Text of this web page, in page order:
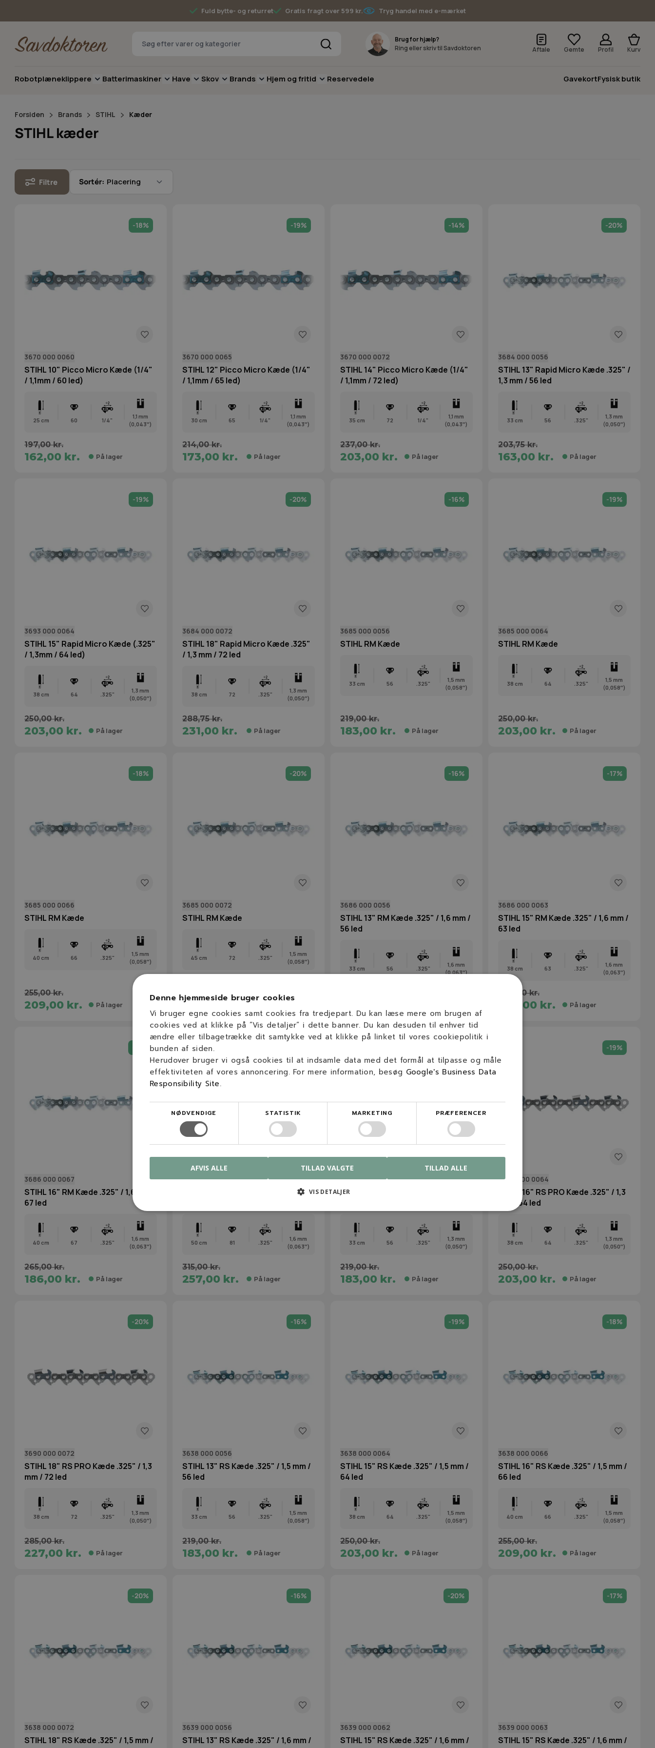
Fuld bytte- og returret Gratis fragt over 599 kr. Tryg handel med e-mærket
Brug for hjælp?
Ring eller skriv til Savdoktoren
Aftale Gemte Profil Kurv
Robotplæneklippere Toggle submenu for Robotplæneklippere
Batterimaskiner Toggle submenu for Batterimaskiner
Have Toggle submenu for Have
Skov Toggle submenu for Skov
Brands Toggle submenu for Brands
Hjem og fritid Toggle submenu for Hjem og fritid
Reservedele GavekortFysisk butik
Forsiden Brands STIHL Kæder
STIHL kæder
Filtre Sortér:
-18%
3670 000 0060
STIHL 10" Picco Micro Kæde (1/4"
/ 1,1mm / 60 led)
25 cm 60 1/4"
1,1 mm
(0,043″)
197,00 kr.
162,00 kr. På lager
-19%
3670 000 0065
STIHL 12" Picco Micro Kæde (1/4"
/ 1,1mm / 65 led)
30 cm 65 1/4"
1,1 mm
(0,043″)
214,00 kr.
173,00 kr. På lager
-14%
3670 000 0072
STIHL 14" Picco Micro Kæde (1/4"
/ 1,1mm / 72 led)
35 cm 72 1/4"
1,1 mm
(0,043″)
237,00 kr.
203,00 kr. På lager
-20%
3684 000 0056
STIHL 13" Rapid Micro Kæde .325" /
1,3 mm / 56 led
33 cm 56 .325"
1,3 mm
(0,050″)
203,75 kr.
163,00 kr. På lager
-19%
3693 000 0064
STIHL 15" Rapid Micro Kæde (.325"
/ 1,3mm / 64 led)
38 cm 64 .325"
1,3 mm
(0,050″)
250,00 kr.
203,00 kr. På lager
-20%
3684 000 0072
STIHL 18" Rapid Micro Kæde .325"
/ 1,3 mm / 72 led
38 cm 72 .325"
1,3 mm
(0,050″)
288,75 kr.
231,00 kr. På lager
-16%
3685 000 0056
STIHL RM Kæde
33 cm 56 .325"
1,5 mm
(0,058″)
219,00 kr.
183,00 kr. På lager
-19%
3685 000 0064
STIHL RM Kæde
38 cm 64 .325"
1,5 mm
(0,058″)
250,00 kr.
203,00 kr. På lager
-18%
3685 000 0066
STIHL RM Kæde
40 cm 66 .325"
1,5 mm
(0,058″)
255,00 kr.
209,00 kr. På lager
-20%
3685 000 0072
STIHL RM Kæde
45 cm 72 .325"
1,5 mm
(0,058″)
285,00 kr.
227,00 kr.
-16%
3686 000 0056
STIHL 13" RM Kæde .325" / 1,6 mm /
56 led
33 cm 56 .325"
1,6 mm
(0,063″)
-17%
3686 000 0063
STIHL 15" RM Kæde .325" / 1,6 mm /
63 led
38 cm 63 .325"
1,6 mm
(0,063″)
246,00 kr.
203,00 kr. På lager
3686 000 0067
STIHL 16" RM Kæde .325" / 1,6 mm /
67 led
40 cm 67 .325"
1,6 mm
(0,063″)
265,00 kr.
186,00 kr. På lager
3686 000 0081
STIHL 20" RM Kæde .325" / 1,6 mm /
50 cm 81 .325"
1,6 mm
(0,063″)
315,00 kr.
257,00 kr. På lager
3690 000 0056
STIHL 13" RS PRO Kæde .325" / 1,3
33 cm 56 .325"
1,3 mm
(0,050″)
219,00 kr.
183,00 kr. På lager
-19%
3690 000 0064
STIHL 16" RS PRO Kæde .325" / 1,3
mm / 64 led
38 cm 64 .325"
1,3 mm
(0,050″)
250,00 kr.
203,00 kr. På lager
-20%
3690 000 0072
STIHL 18" RS PRO Kæde .325" / 1,3
mm / 72 led
38 cm 72 .325"
1,3 mm
(0,050″)
285,00 kr.
227,00 kr. På lager
-16%
3638 000 0056
STIHL 13" RS Kæde .325" / 1,5 mm /
56 led
33 cm 56 .325"
1,5 mm
(0,058″)
219,00 kr.
183,00 kr. På lager
-19%
3638 000 0064
STIHL 15" RS Kæde .325" / 1,5 mm /
64 led
38 cm 64 .325"
1,5 mm
(0,058″)
250,00 kr.
203,00 kr. På lager
-18%
3638 000 0066
STIHL 16" RS Kæde .325" / 1,5 mm /
66 led
40 cm 66 .325"
1,5 mm
(0,058″)
255,00 kr.
209,00 kr. På lager
-20%
3638 000 0072
STIHL 18" RS Kæde .325" / 1,5 mm /
-16%
3639 000 0056
STIHL 13" RS Kæde .325" / 1,6 mm /
-20%
3639 000 0062
STIHL 15" RS Kæde .325" / 1,6 mm /
-17%
3639 000 0063
STIHL 15" RS Kæde .325" / 1,6 mm /
Denne hjemmeside bruger cookies
Vi bruger egne cookies samt cookies fra tredjepart. Du kan læse mere om brugen af
cookies ved at klikke på ”Vis detaljer” i dette banner. Du kan desuden til enhver tid
ændre eller tilbagetrække dit samtykke ved at klikke på linket til vores cookiepolitik i
bunden af siden.
Herudover bruger vi også cookies til at indsamle data med det formål at tilpasse og måle
effektiviteten af vores annoncering. For mere information, besøg Google's Business Data
Responsibility Site.
NØDVENDIGE STATISTIK MARKETING PRÆFERENCER
TILLAD VALGTE TILLAD ALLE
AFVIS ALLE
VIS DETALJER